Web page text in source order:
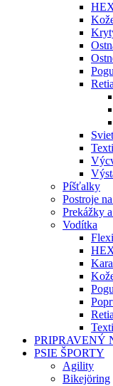
Píšťalky
Postroje
Prekážky
Vodítka
PRIPRAVENÝ
PSIE ŠPORTY
Agility
Bikejöring